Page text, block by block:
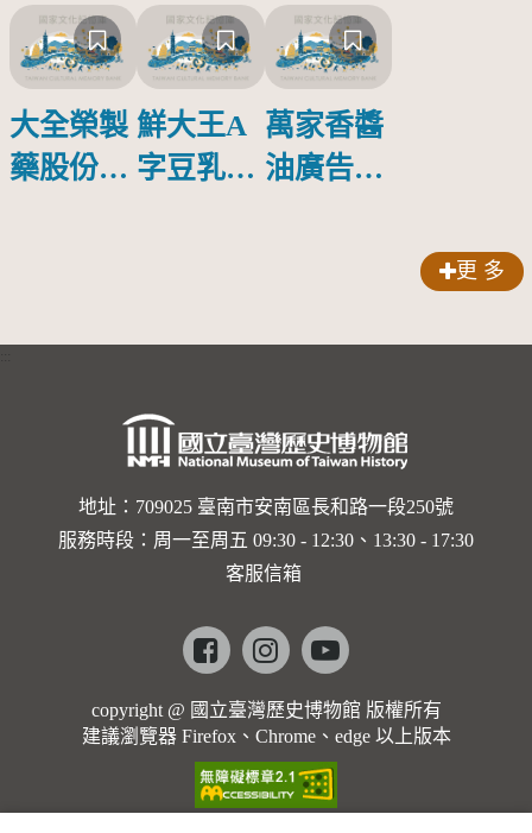
大全榮製
藥股份有
鮮大王A
字豆乳罐
萬家香醬
油廣告塑
更 多
地址：709025 臺南市安南區長和路一段250號
服務時段：周一至周五 09:30 - 12:30、13:30 - 17:30
客服信箱
Facebookinstagramyoutube
copyright @ 國立臺灣歷史博物館 版權所有
建議瀏覽器 Firefox、Chrome、edge 以上版本